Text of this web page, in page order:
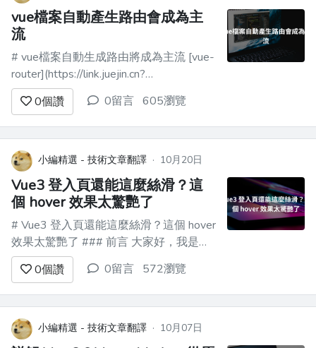
vue檔案自動產生路由會成為主
流
# vue檔案自動生成路由將成為主流 [vue-
router](https://link.juejin.cn?
to-v5.html)悄然發佈了5.0版本，根據官
方說法，V5...
0個讚 0留言 605瀏覽
小編精選 - 技術文章翻譯 · 10月20日
Vue3 登入頁還能這麼絲滑？這
個 hover 效果太驚艷了
# Vue3 登入頁還能這麼絲滑？這個 hover
效果太驚艷了 ### 前言 大家好，我是大
華！在現代 Web 開發中，使用者體驗越
來越重要。一個簡潔、美觀又富有動效的
登入頁，不僅能提升品牌形象，還能增強
使用者的第一印象。這篇文章，我們將用
**Vue3 + CSS3 動畫**，來實現一個**
懸...
0個讚 0留言 572瀏覽
小編精選 - 技術文章翻譯 · 10月07日